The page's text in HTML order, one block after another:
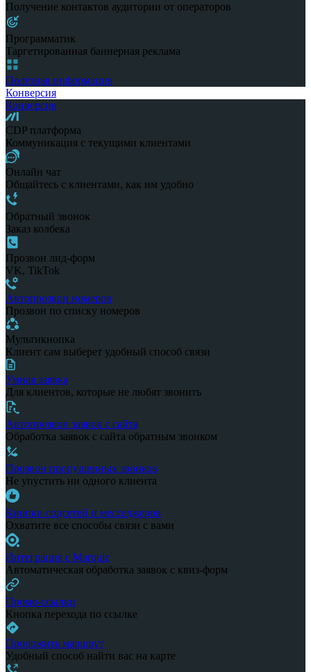
Получение контактов аудитории от операторов
Программатик
Таргетированная баннерная реклама
Полезная информация
Конверсия
Конверсия
CDP платформа
Коммуникация с текущими клиентами
Онлайн чат
Общайтесь с клиентами, как им удобно
Обратный звонок
Заказ колбека
Прозвон лид-форм
VK, TikTok
Автопрозвон номеров
Прозвон по списку номеров
Мультикнопка
Клиент сам выберет удобный способ связи
Умная заявка
Для клиентов, которые не любят звонить
Автопрозвон заявок с сайта
Обработка заявок с сайта обратным звонком
Прозвон пропущенных звонков
Не упустить ни одного клиента
Кнопки соцсетей и месседжеров
Охватите все способы связи с вами
Интеграция с Marquiz
Автоматическая обработка заявок с квиз-форм
Промо-ссылки
Кнопка перехода по ссылке
Проложить маршрут
Удобный способ найти вас на карте